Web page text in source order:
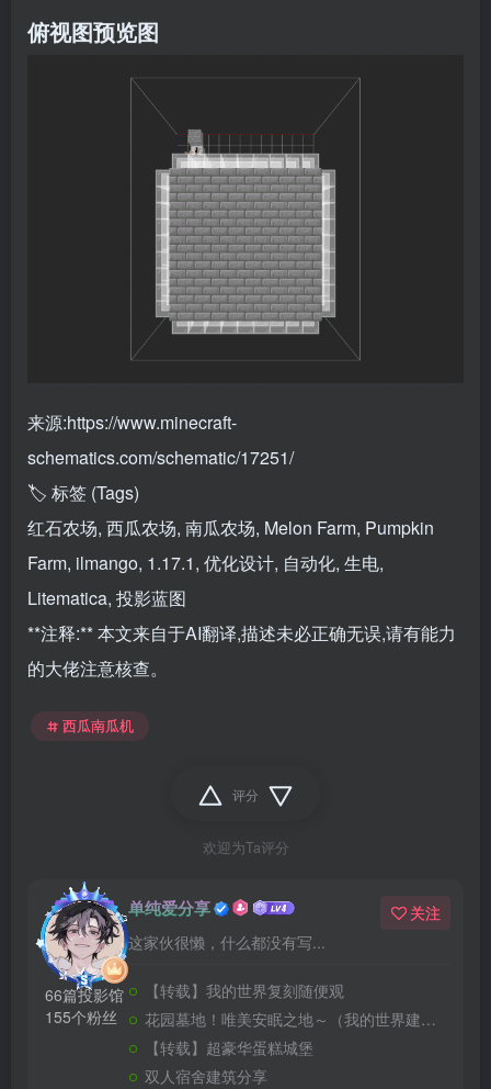
俯视图预览图
来源:https://www.minecraft-
schematics.com/schematic/17251/
🏷️ 标签 (Tags)
红石农场, 西瓜农场, 南瓜农场, Melon Farm, Pumpkin
Farm, ilmango, 1.17.1, 优化设计, 自动化, 生电,
Litematica, 投影蓝图
**注释:** 本文来自于AI翻译,描述未必正确无误,请有能力
的大佬注意核查。
西瓜南瓜机
评分
欢迎为Ta评分
66篇投影馆
155个粉丝
单纯爱分享
这家伙很懒，什么都没有写...
关注
【转载】我的世界复刻随便观
花园墓地！唯美安眠之地～（我的世界建筑教程）
【转载】超豪华蛋糕城堡
双人宿舍建筑分享